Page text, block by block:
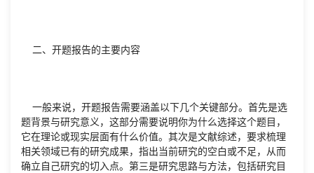
二、开题报告的主要内容
一般来说，开题报告需要涵盖以下几个关键部分。首先是选
题背景与研究意义，这部分需要说明你为什么选择这个题目，
它在理论或现实层面有什么价值。其次是文献综述，要求梳理
相关领域已有的研究成果，指出当前研究的空白或不足，从而
确立自己研究的切入点。第三是研究思路与方法，包括研究目